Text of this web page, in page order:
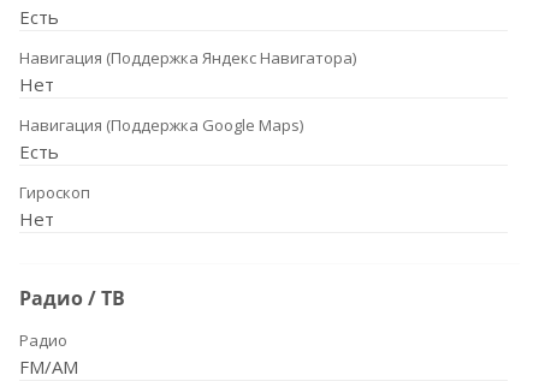
Есть
Навигация (Поддержка Яндекс Навигатора)
Нет
Навигация (Поддержка Google Maps)
Есть
Гироскоп
Нет
Радио / ТВ
Радио
FM/AM